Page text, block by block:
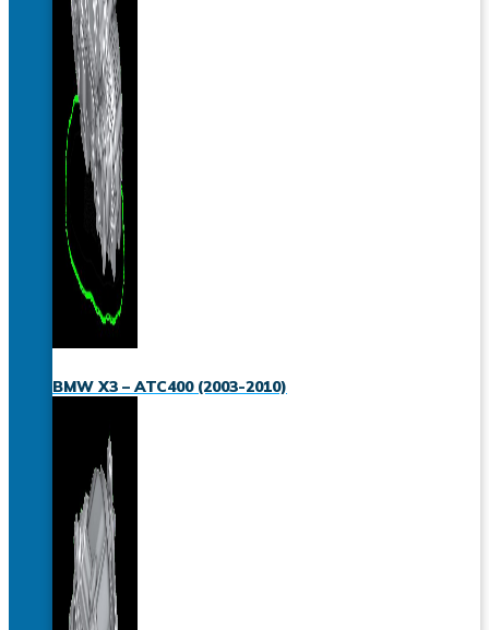
BMW X3 – ATC400 (2003-2010)